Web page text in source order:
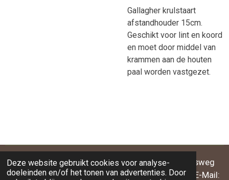
Deze website gebruikt cookies voor analyse-
doeleinden en/of het tonen van advertenties. Door
Gallagher krulstaart
afstandhouder 15cm.
Geschikt voor lint en koord
en moet door middel van
krammen aan de houten
paal worden vastgezet.
BEO-BAND® EquiVorm BV | Willibrordusweg
95 NL-5342NJ Oss | Telefoon: +31 (0)652472816 | E-Mail: